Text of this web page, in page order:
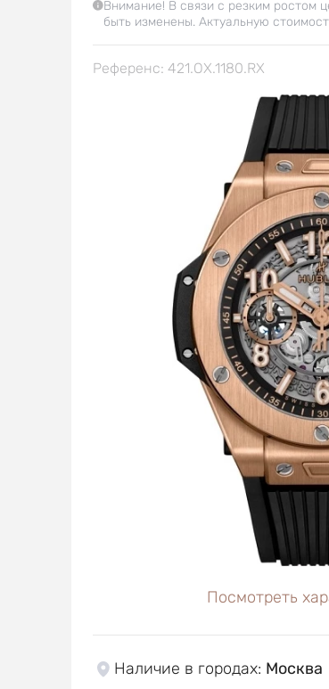
Внимание! В связи с резким ростом
быть изменены. Актуальную
Референс: 421.OX.1180.RX
Посмотреть
Наличие в городах: Москва